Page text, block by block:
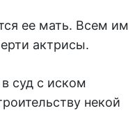
ее мать. Всем им
актрисы.
суд с иском
некой